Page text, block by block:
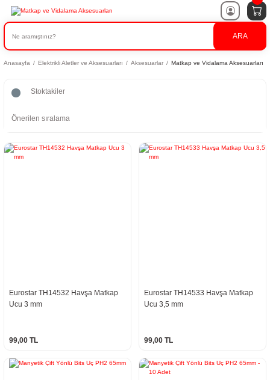
ARA
Anasayfa Elektrikli Aletler ve Aksesuarları Aksesuarlar Matkap ve Vidalama Aksesuarları
Stoktakiler
Eurostar TH14532 Havşa Matkap
Ucu 3 mm
99,00 TL
Eurostar TH14533 Havşa Matkap
Ucu 3,5 mm
99,00 TL